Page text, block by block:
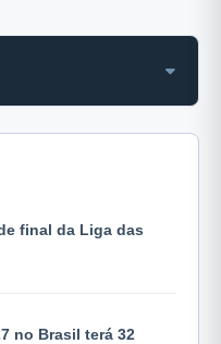
final da Liga das
no Brasil terá 32